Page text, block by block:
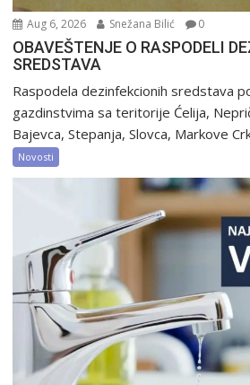
Aug 6, 2026 Snežana Bilić 0
OBAVEŠTENJE O RASPODELI
SREDSTAVA
Raspodela dezinfekcionih sredstava
gazdinstvima sa teritorije Ćelija,
Bajevca, Stepanja, Slovca, Markove
Novosti